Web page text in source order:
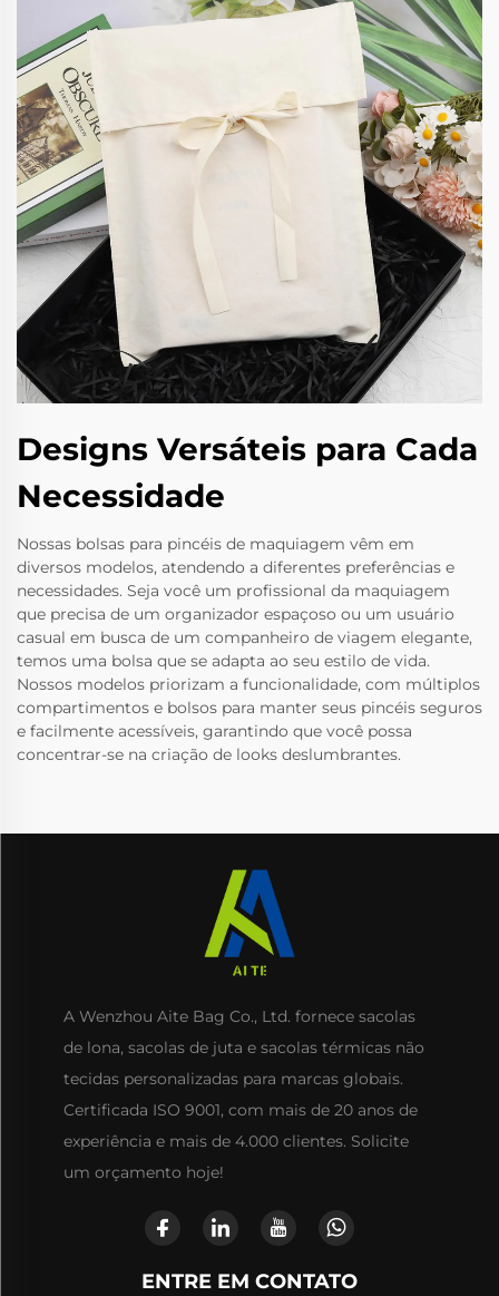
Designs Versáteis para Cada
Necessidade
Nossas bolsas para pincéis de maquiagem vêm em
diversos modelos, atendendo a diferentes preferências e
necessidades. Seja você um profissional da maquiagem
que precisa de um organizador espaçoso ou um usuário
casual em busca de um companheiro de viagem elegante,
temos uma bolsa que se adapta ao seu estilo de vida.
Nossos modelos priorizam a funcionalidade, com múltiplos
compartimentos e bolsos para manter seus pincéis seguros
e facilmente acessíveis, garantindo que você possa
concentrar-se na criação de looks deslumbrantes.
A Wenzhou Aite Bag Co., Ltd. fornece sacolas
de lona, sacolas de juta e sacolas térmicas não
tecidas personalizadas para marcas globais.
Certificada ISO 9001, com mais de 20 anos de
experiência e mais de 4.000 clientes. Solicite
um orçamento hoje!
ENTRE EM CONTATO